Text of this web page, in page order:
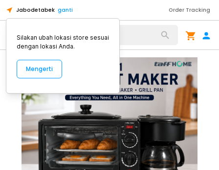
Jabodetabek ganti Order Tracking
Alat Kopi
Silakan ubah lokasi store sesuai
dengan lokasi Anda.
Mengerti